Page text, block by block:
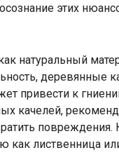
этих
натуральный
деревянные
привести к
качелей,
повреждения.
как лиственница